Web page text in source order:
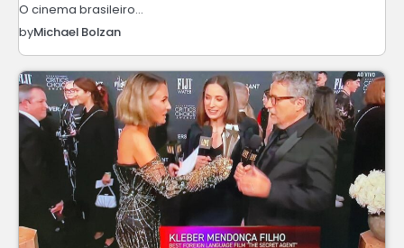
O cinema brasileiro…
byMichael Bolzan